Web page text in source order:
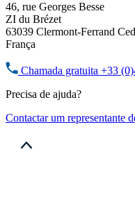
46, rue Georges Besse
ZI du Brézet
63039 Clermont-Ferrand
França
Chamada gratuita +33
Precisa de ajuda?
Contactar um representante